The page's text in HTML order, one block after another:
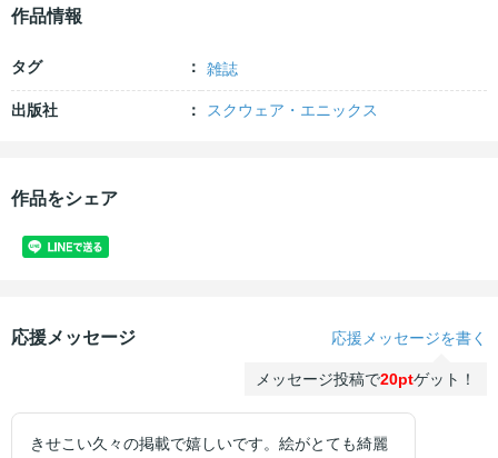
作品情報
タグ 雑誌
出版社 スクウェア・エニックス
作品をシェア
応援メッセージ 応援メッセージを書く
メッセージ投稿で20ptゲット！
きせこい久々の掲載で嬉しいです。絵がとても綺麗